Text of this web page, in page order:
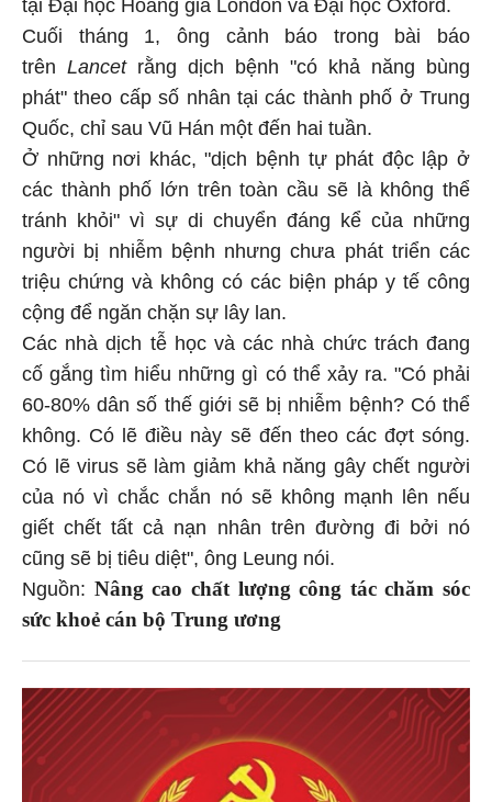
tại Đại học Hoàng gia London và Đại học Oxford.
Cuối tháng 1, ông cảnh báo trong bài báo
trên Lancetrằng dịch bệnh "có khả năng bùng
phát" theo cấp số nhân tại các thành phố ở Trung
Quốc, chỉ sau Vũ Hán một đến hai tuần.
Ở những nơi khác, "dịch bệnh tự phát độc lập ở
các thành phố lớn trên toàn cầu sẽ là không thể
tránh khỏi" vì sự di chuyển đáng kể của những
người bị nhiễm bệnh nhưng chưa phát triển các
triệu chứng và không có các biện pháp y tế công
cộng để ngăn chặn sự lây lan.
Các nhà dịch tễ học và các nhà chức trách đang
cố gắng tìm hiểu những gì có thể xảy ra. "Có phải
60-80% dân số thế giới sẽ bị nhiễm bệnh? Có thể
không. Có lẽ điều này sẽ đến theo các đợt sóng.
Có lẽ virus sẽ làm giảm khả năng gây chết người
của nó vì chắc chắn nó sẽ không mạnh lên nếu
giết chết tất cả nạn nhân trên đường đi bởi nó
cũng sẽ bị tiêu diệt", ông Leung nói.
Nguồn: Nâng cao chất lượng công tác chăm sóc
sức khoẻ cán bộ Trung ương